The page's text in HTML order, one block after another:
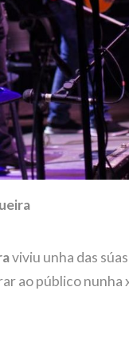
viviu unha das
ao público